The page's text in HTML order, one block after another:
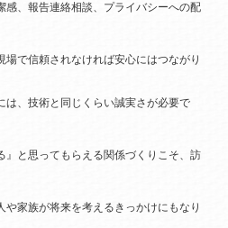
感、報告連絡相談、プライバシーへの配
場で信頼されなければ安心にはつながり
は、技術と同じくらい誠実さが必要で
』と思ってもらえる関係づくりこそ、訪
家族が将来を考えるきっかけにもなり